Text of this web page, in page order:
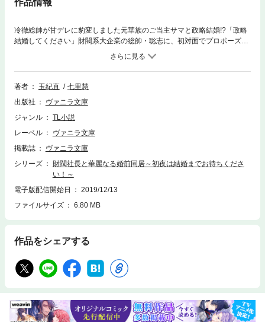
作品情報
冷徹総帥が甘デレに豹変しました元華族のご当主サマと政略結婚!?「政略
結婚してください」財閥系大企業の総帥・聡志に、初対面でプロポーズさ
れた椿。そのまま婚前同居することに！ 愛のない新婚生活になると思っ
ていたのに、聡志は椿のドレスを選んだり、甘い愛撫で快感を覚えさせて
きたりと濃すぎる蜜月状態。結婚式までエッチなことはしない約束はどこ
へやら、聡志のアプローチはエスカレートして!?（ヴァニラ文庫ミエル）
著者 玉紀直
七里慧
出版社
ヴァニラ文庫
ジャンル
TL小説
レーベル
ヴァニラ文庫
掲載誌
ヴァニラ文庫
シリーズ
財閥社長と華麗なる婚前同居～初夜は結婚までお待ちくださ
い！～
電子版配信開始日
2019/12/13
ファイルサイズ
6.80 MB
作品をシェアする